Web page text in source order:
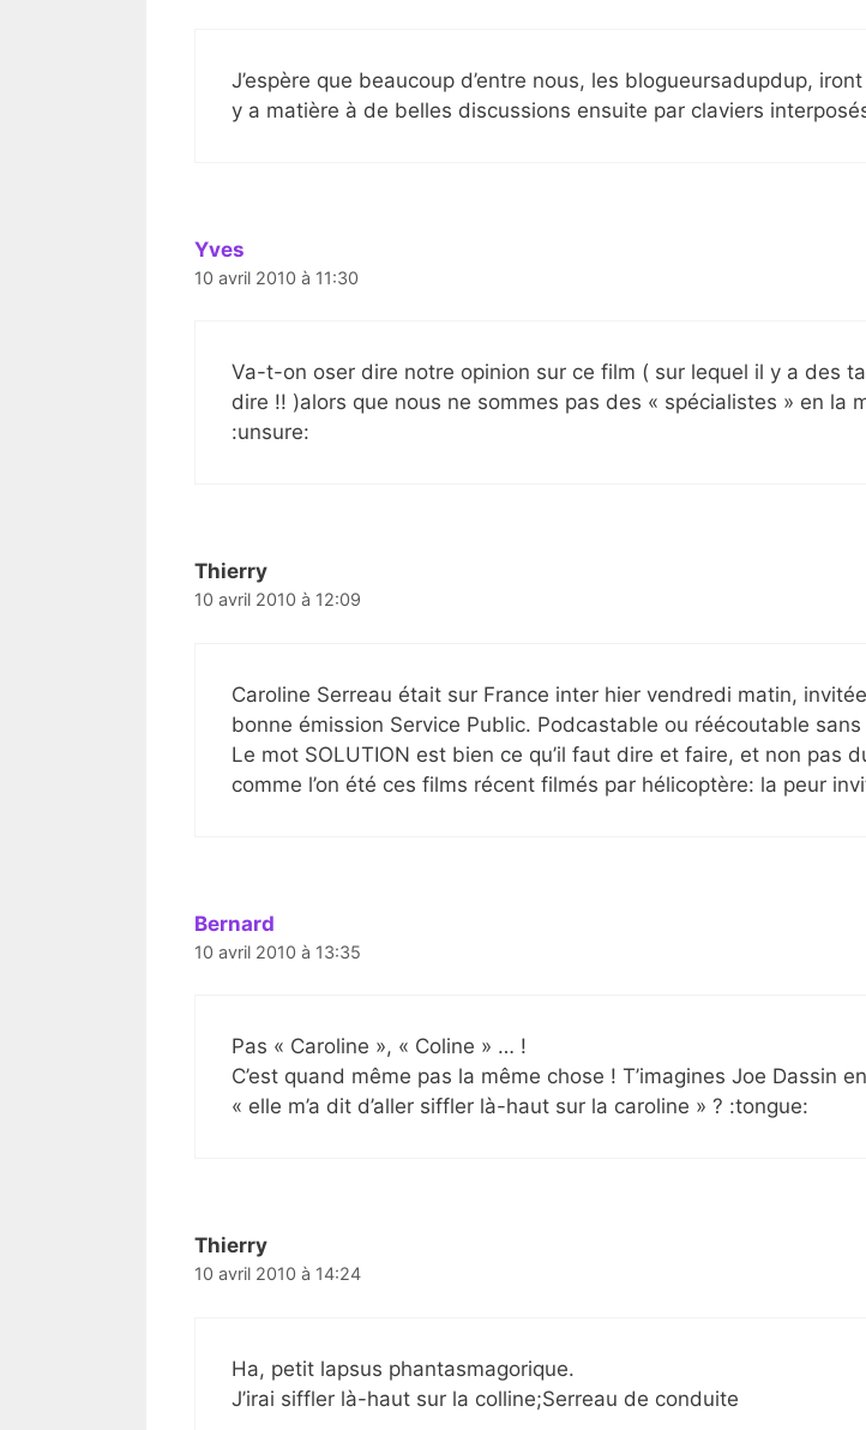
J’espère que beaucoup d’entre nous, les blogueursadupdup,
y a matière à de belles discussions ensuite par claviers
Yves
10 avril 2010 à 11:30
Va-t-on oser dire notre opinion sur ce film ( sur lequel il y a des
dire !! )alors que nous ne sommes pas des « spécialistes » en la
:unsure:
Thierry
10 avril 2010 à 12:09
Caroline Serreau était sur France inter hier vendredi matin,
bonne émission Service Public. Podcastable ou réécoutable sans
Le mot SOLUTION est bien ce qu’il faut dire et faire, et non pas
comme l’on été ces films récent filmés par hélicoptère: la peur
Bernard
10 avril 2010 à 13:35
Pas « Caroline », « Coline » … !
C’est quand même pas la même chose ! T’imagines Joe Dassin
« elle m’a dit d’aller siffler là-haut sur la caroline » ? :tongue:
Thierry
10 avril 2010 à 14:24
Ha, petit lapsus phantasmagorique.
J’irai siffler là-haut sur la colline;Serreau de conduite